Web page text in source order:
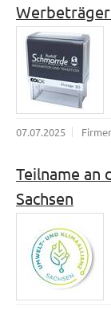
07.07.2025
Teilname an
Sachsen